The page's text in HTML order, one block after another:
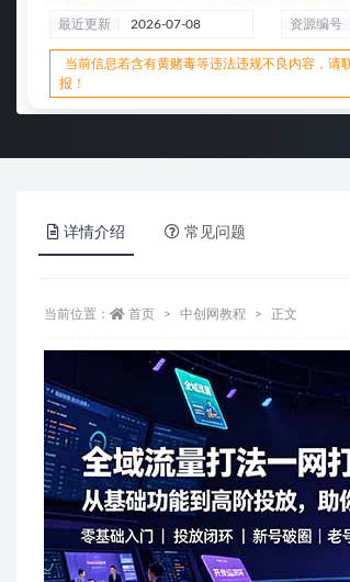
最近更新 2026-07-08 资源编号
当前信息若含有黄赌毒等违法违规不良内容，请
报！
详情介绍 常见问题
当前位置： 首页 中创网教程 正文